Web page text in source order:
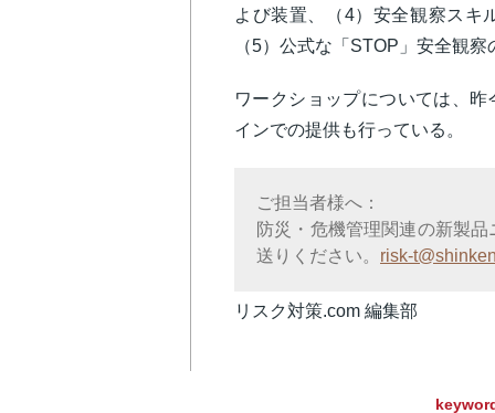
よび装置、（4）安全観察スキ
（5）公式な「STOP」安全観
ワークショップについては、
インでの提供も行っている。
ご担当者様へ：
防災・危機管理関連の新製
送りください。 risk-
リスク対策.com 編集部